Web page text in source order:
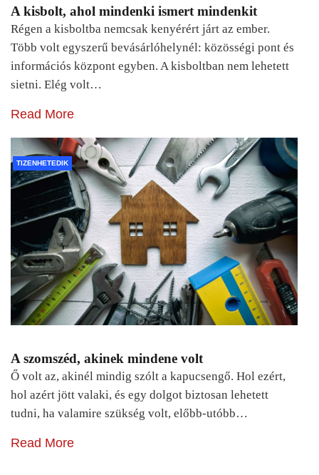
A kisbolt, ahol mindenki ismert mindenkit
Régen a kisboltba nemcsak kenyérért járt az ember.
Több volt egyszerű bevásárlóhelynél: közösségi pont és
információs központ egyben. A kisboltban nem lehetett
sietni. Elég volt…
Read More
TIZENHETEDIK
A szomszéd, akinek mindene volt
Ő volt az, akinél mindig szólt a kapucsengő. Hol ezért,
hol azért jött valaki, és egy dolgot biztosan lehetett
tudni, ha valamire szükség volt, előbb-utóbb…
Read More